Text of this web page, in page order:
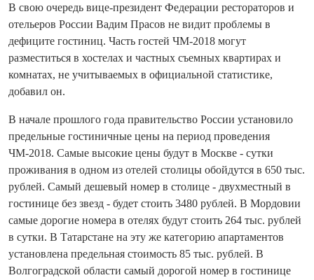
В свою очередь вице-президент Федерации рестораторов и
отельеров России Вадим Прасов не видит проблемы в
дефиците гостиниц. Часть гостей ЧМ-2018 могут
разместиться в хостелах и частных съемных квартирах и
комнатах, не учитываемых в официальной статистике,
добавил он.
В начале прошлого года правительство России установило
предельные гостиничные цены на период проведения
ЧМ-2018. Самые высокие цены будут в Москве - сутки
проживания в одном из отелей столицы обойдутся в 650 тыс.
рублей. Самый дешевый номер в столице - двухместный в
гостинице без звезд - будет стоить 3480 рублей. В Мордовии
самые дорогие номера в отелях будут стоить 264 тыс. рублей
в сутки. В Татарстане на эту же категорию апартаментов
установлена предельная стоимость 85 тыс. рублей. В
Волгоградской области самый дорогой номер в гостинице